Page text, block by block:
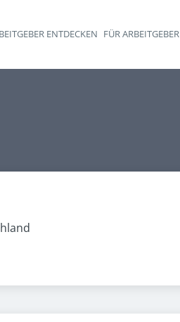
Haupt-Navigation
ENTDECKEN FÜR ARBEITGEBER